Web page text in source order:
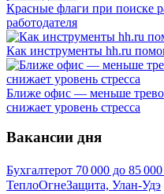
Красные флаги при поиске
работодателя
Как инструменты hh.ru
Ближе офис — меньше
снижает уровень стресса
Вакансии дня
Бухгалтерот 70 000 до 85 000
ТеплоОгнеЗащита, Улан-Удэ